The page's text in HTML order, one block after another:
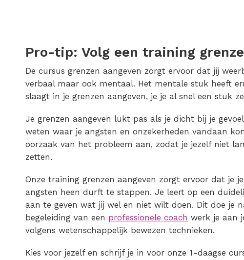
Pro-tip: Volg een training
De cursus grenzen aangeven zorgt ervoor dat jij
verbaal maar ook mentaal. Het mentale stuk heeft
slaagt in je grenzen aangeven, je je al snel een stuk
Je grenzen aangeven lukt pas als je dicht bij je
weten waar je angsten en onzekerheden vandaan
oorzaak van het probleem aan, zodat je jezelf niet
zetten.
Onze training grenzen aangeven zorgt ervoor dat je
angsten heen durft te stappen. Je leert op een
aan te geven wat jij wel en niet wilt doen. Dit doe je
begeleiding van een professionele coach werk je aan
volgens wetenschappelijk bewezen technieken.
Kies voor jezelf en schrijf je in voor onze 1-daagse